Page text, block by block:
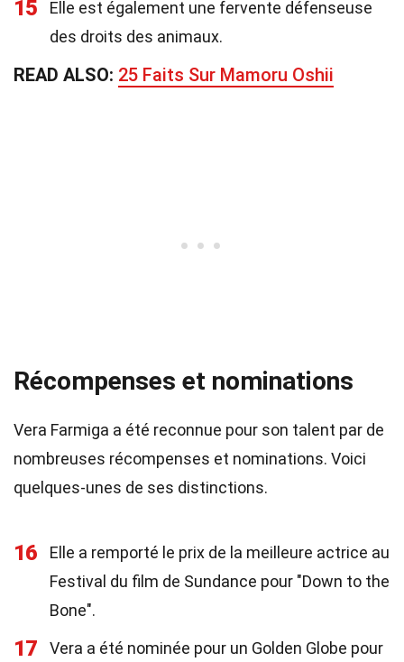
15
Elle est également une fervente défenseuse
des droits des animaux.
READ ALSO: 25 Faits Sur Mamoru Oshii
Récompenses et nominations
Vera Farmiga a été reconnue pour son talent par de
nombreuses récompenses et nominations. Voici
quelques-unes de ses distinctions.
16
Elle a remporté le prix de la meilleure actrice au
Festival du film de Sundance pour "Down to the
Bone".
17
Vera a été nominée pour un Golden Globe pour